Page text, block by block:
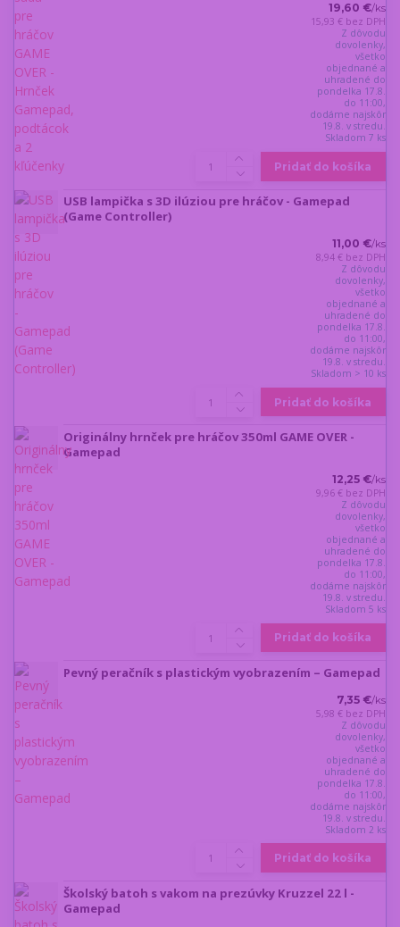
19,60 €/ks
15,93 € bez DPH
Z dôvodu
dovolenky,
všetko
objednané a
uhradené do
pondelka 17.8.
do 11:00,
dodáme najskôr
19.8. v stredu.
Skladom 7 ks
Pridať do košíka
USB lampička s 3D ilúziou pre hráčov - Gamepad
(Game Controller)
11,00 €/ks
8,94 € bez DPH
Z dôvodu
dovolenky,
všetko
objednané a
uhradené do
pondelka 17.8.
do 11:00,
dodáme najskôr
19.8. v stredu.
Skladom > 10 ks
Pridať do košíka
Originálny hrnček pre hráčov 350ml GAME OVER -
Gamepad
12,25 €/ks
9,96 € bez DPH
Z dôvodu
dovolenky,
všetko
objednané a
uhradené do
pondelka 17.8.
do 11:00,
dodáme najskôr
19.8. v stredu.
Skladom 5 ks
Pridať do košíka
Pevný peračník s plastickým vyobrazením – Gamepad
7,35 €/ks
5,98 € bez DPH
Z dôvodu
dovolenky,
všetko
objednané a
uhradené do
pondelka 17.8.
do 11:00,
dodáme najskôr
19.8. v stredu.
Skladom 2 ks
Pridať do košíka
Školský batoh s vakom na prezúvky Kruzzel 22 l -
Gamepad